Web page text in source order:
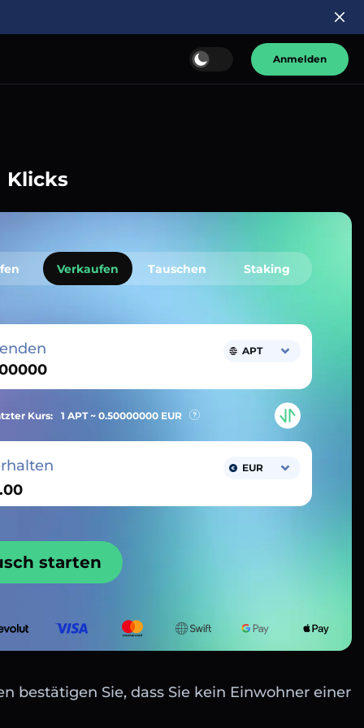
Anmelden
Klicks
Verkaufen Tauschen Staking
APT
Kurs: 1 APT ~ 0.50000000 EUR
EUR
starten
bestätigen Sie, dass Sie kein Einwohner einer